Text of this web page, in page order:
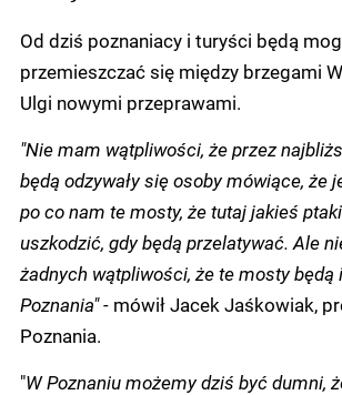
Od dziś poznaniacy i turyści będą
przemieszczać się między brzegami
Ulgi nowymi przeprawami.
"Nie mam wątpliwości, że przez
będą odzywały się osoby mówiące, że
po co nam te mosty, że tutaj jakieś
uszkodzić, gdy będą przelatywać. Ale
żadnych wątpliwości, że te mosty będą
Poznania" - mówił Jacek Jaśkowiak,
Poznania.
"W Poznaniu możemy dziś być dumni,